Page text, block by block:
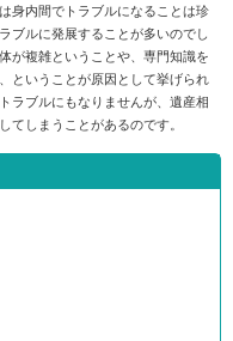
身内間でトラブルになることは珍
ブルに発展することが多いのでし
が複雑ということや、専門知識を
ということが原因として挙げられ
ラブルにもなりませんが、遺産相
てしまうことがあるのです。